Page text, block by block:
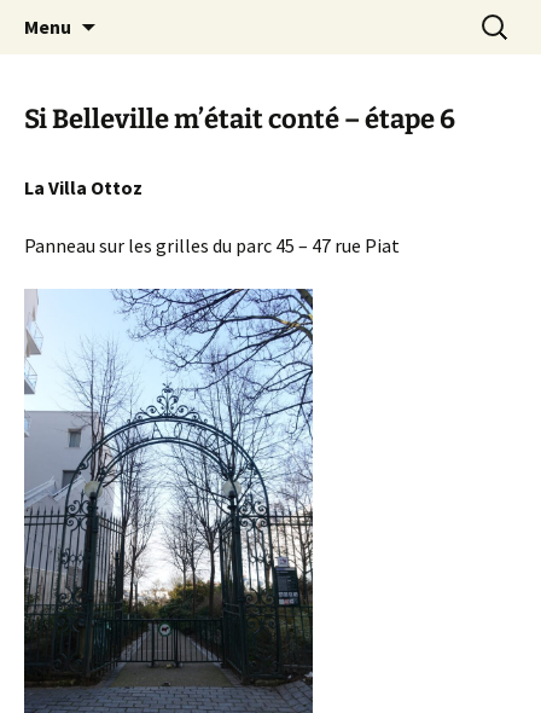
Canal Marches
Menu
Si Belleville m’était conté – étape 6
La Villa Ottoz
Panneau sur les grilles du parc 45 – 47 rue Piat